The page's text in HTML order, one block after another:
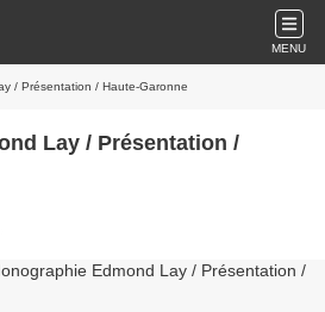
MENU
/ Présentation / Haute-Garonne
Lay / Présentation /